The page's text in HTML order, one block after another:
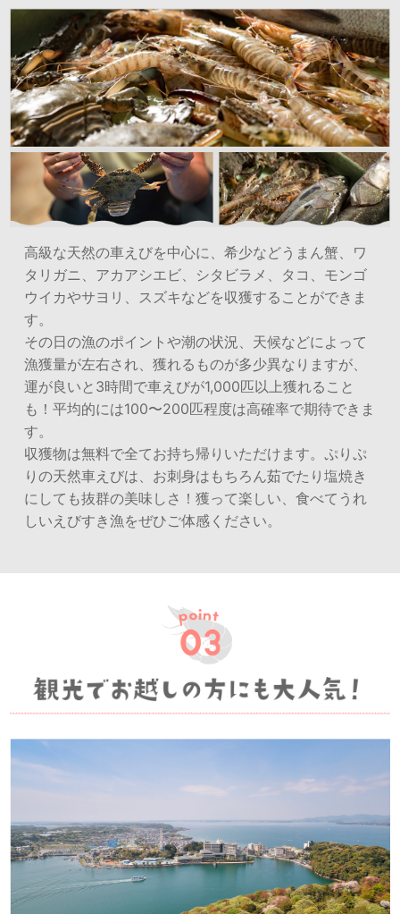
高級な天然の車えびを中心に、希少などうまん蟹、ワ
タリガニ、アカアシエビ、シタビラメ、タコ、モンゴ
ウイカやサヨリ、スズキなどを収獲することができま
す。
その日の漁のポイントや潮の状況、天候などによって
漁獲量が左右され、獲れるものが多少異なりますが、
運が良いと3時間で車えびが1,000匹以上獲れること
も！平均的には100〜200匹程度は高確率で期待できま
す。
収獲物は無料で全てお持ち帰りいただけます。ぷりぷ
りの天然車えびは、お刺身はもちろん茹でたり塩焼き
にしても抜群の美味しさ！獲って楽しい、食べてうれ
しいえびすき漁をぜひご体感ください。